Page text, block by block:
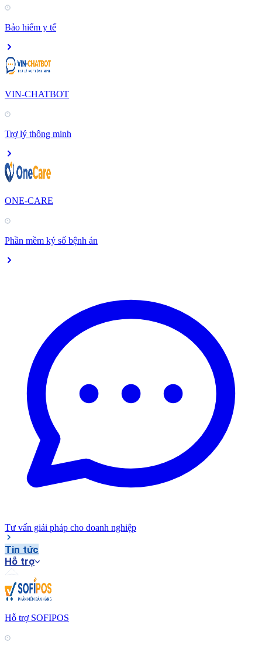
Bảo hiểm y tế
VIN-CHATBOT
Trợ lý thông minh
ONE-CARE
Phần mềm ký số bệnh án
Tư vấn giải pháp cho doanh nghiệp
Tin tức
Hỗ trợ
Hỗ trợ SOFIPOS